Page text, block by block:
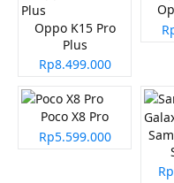
Oppo K15 Pro
Plus
Rp8.499.000
Poco X8 Pro
Rp5.599.000